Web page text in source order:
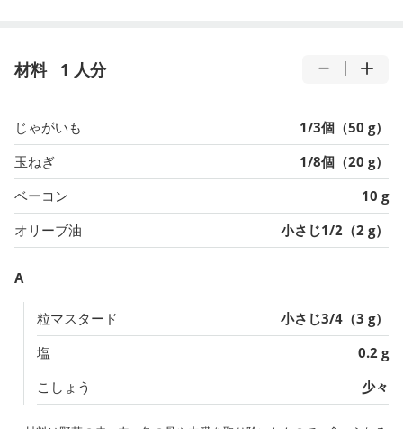
材料 1 人分
じゃがいも
1/3個（50 g）
玉ねぎ
1/8個（20 g）
ベーコン
10 g
オリーブ油
小さじ1/2（2 g）
A
粒マスタード
小さじ3/4（3 g）
塩
0.2 g
こしょう
少々